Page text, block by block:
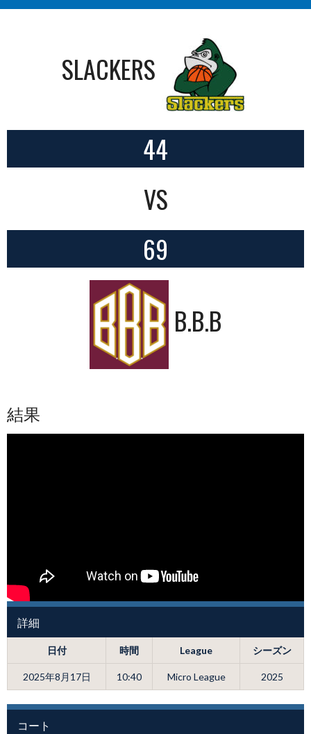
SLACKERS
44
VS
69
B.B.B
結果
詳細
日付 時間 League シーズン
2025年8月17日 10:40 Micro League 2025
コート